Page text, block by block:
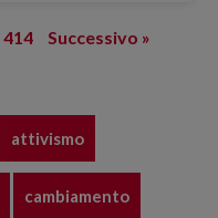
414 Successivo »
attivismo
cambiamento